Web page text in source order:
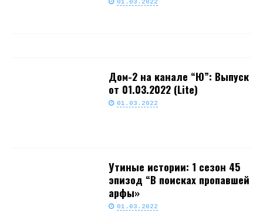
01.03.2022
Дом-2 на канале “Ю”: Выпуск
от 01.03.2022 (Lite)
01.03.2022
Утиные истории: 1 сезон 45
эпизод “В поисках пропавшей
арфы»
01.03.2022